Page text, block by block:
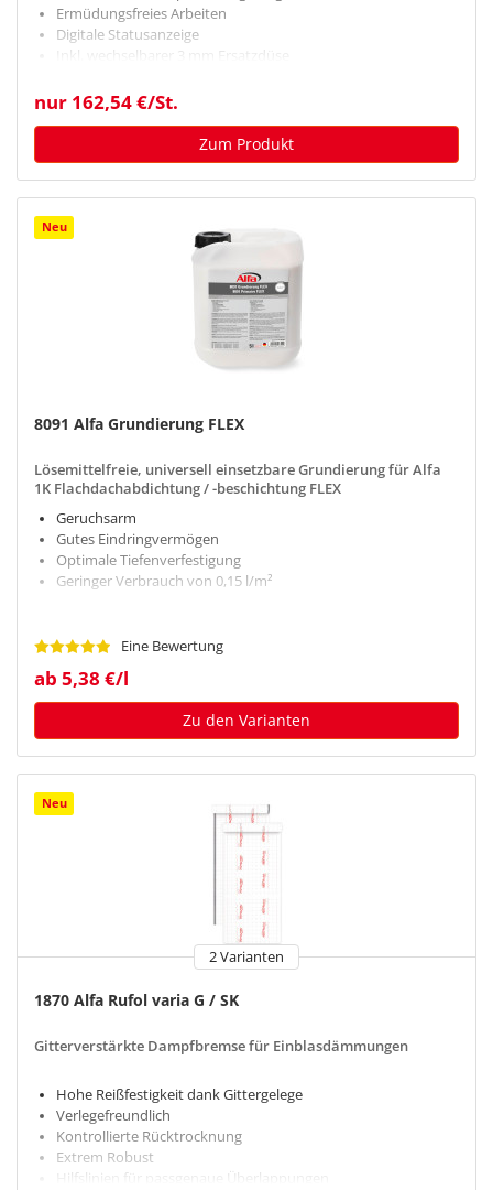
Ermüdungsfreies Arbeiten
Digitale Statusanzeige
Inkl. wechselbarer 3 mm Ersatzdüse
nur 162,54 €/St.
Zum Produkt
Neu
8091 Alfa Grundierung FLEX
Lösemittelfreie, universell einsetzbare Grundierung für Alfa
1K Flachdachabdichtung / -beschichtung FLEX
Geruchsarm
Gutes Eindringvermögen
Optimale Tiefenverfestigung
Geringer Verbrauch von 0,15 l/m²
Eine Bewertung
ab 5,38 €/l
Zu den Varianten
Neu
2 Varianten
1870 Alfa Rufol varia G / SK
Gitterverstärkte Dampfbremse für Einblasdämmungen
Hohe Reißfestigkeit dank Gittergelege
Verlegefreundlich
Kontrollierte Rücktrocknung
Extrem Robust
Hilfslinien für passgenaue Überlappungen